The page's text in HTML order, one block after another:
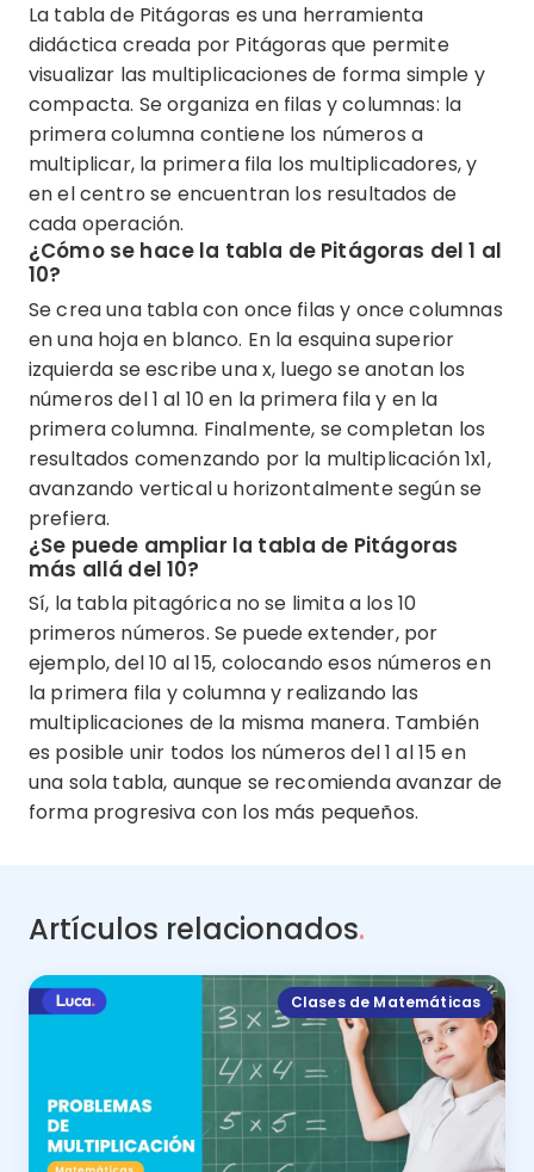
La tabla de Pitágoras es una herramienta
didáctica creada por Pitágoras que permite
visualizar las multiplicaciones de forma simple y
compacta. Se organiza en filas y columnas: la
primera columna contiene los números a
multiplicar, la primera fila los multiplicadores, y
en el centro se encuentran los resultados de
cada operación.
¿Cómo se hace la tabla de Pitágoras del 1 al
10?
Se crea una tabla con once filas y once columnas
en una hoja en blanco. En la esquina superior
izquierda se escribe una x, luego se anotan los
números del 1 al 10 en la primera fila y en la
primera columna. Finalmente, se completan los
resultados comenzando por la multiplicación 1x1,
avanzando vertical u horizontalmente según se
prefiera.
¿Se puede ampliar la tabla de Pitágoras
más allá del 10?
Sí, la tabla pitagórica no se limita a los 10
primeros números. Se puede extender, por
ejemplo, del 10 al 15, colocando esos números en
la primera fila y columna y realizando las
multiplicaciones de la misma manera. También
es posible unir todos los números del 1 al 15 en
una sola tabla, aunque se recomienda avanzar de
forma progresiva con los más pequeños.
Artículos relacionados.
Clases de Matemáticas